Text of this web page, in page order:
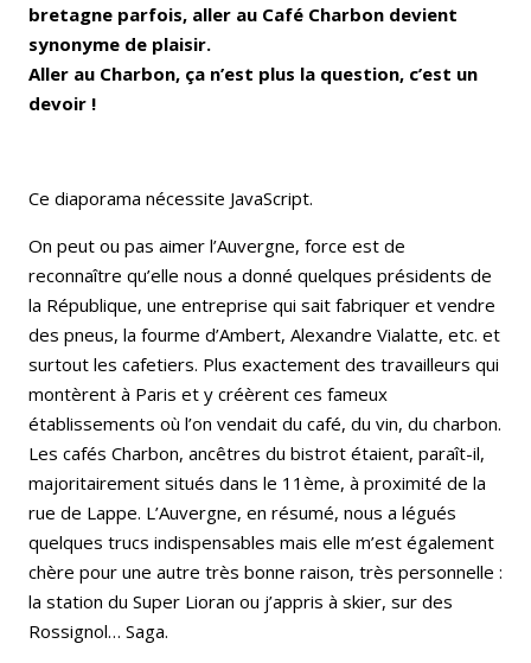
bretagne parfois, aller au Café Charbon devient
synonyme de plaisir.
Aller au Charbon, ça n’est plus la question, c’est un
devoir !
Ce diaporama nécessite JavaScript.
On peut ou pas aimer l’Auvergne, force est de
reconnaître qu’elle nous a donné quelques présidents de
la République, une entreprise qui sait fabriquer et vendre
des pneus, la fourme d’Ambert, Alexandre Vialatte, etc. et
surtout les cafetiers. Plus exactement des travailleurs qui
montèrent à Paris et y créèrent ces fameux
établissements où l’on vendait du café, du vin, du charbon.
Les cafés Charbon, ancêtres du bistrot étaient, paraît-il,
majoritairement situés dans le 11ème, à proximité de la
rue de Lappe. L’Auvergne, en résumé, nous a légués
quelques trucs indispensables mais elle m’est également
chère pour une autre très bonne raison, très personnelle :
la station du Super Lioran ou j’appris à skier, sur des
Rossignol… Saga.